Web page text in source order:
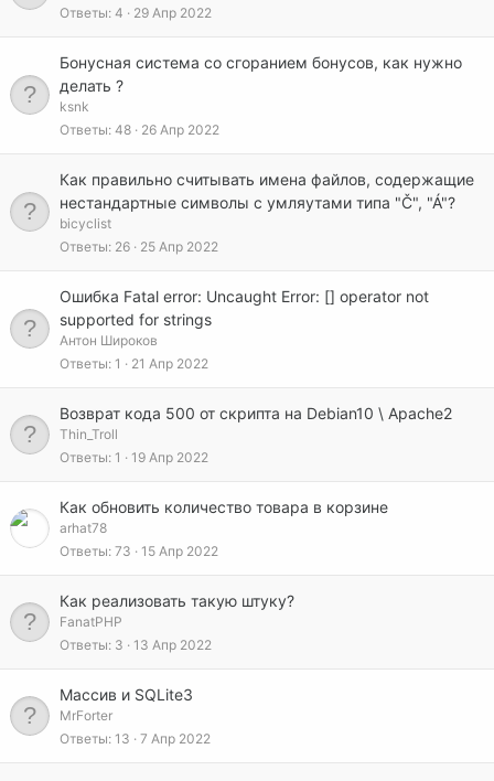
Ответы 4 29 Апр 2022
Бонусная система со сгоранием бонусов, как нужно
делать ?
ksnk
Ответы 48 26 Апр 2022
Как правильно считывать имена файлов, содержащие
нестандартные символы с умляутами типа "Č", "Á"?
bicyclist
Ответы 26 25 Апр 2022
Ошибка Fatal error: Uncaught Error: [] operator not
supported for strings
Антон Широков
Ответы 1 21 Апр 2022
Возврат кода 500 от скрипта на Debian10 \ Apache2
Thin_Troll
Ответы 1 19 Апр 2022
Как обновить количество товара в корзине
arhat78
Ответы 73 15 Апр 2022
Как реализовать такую штуку?
FanatPHP
Ответы 3 13 Апр 2022
Массив и SQLite3
MrForter
Ответы 13 7 Апр 2022